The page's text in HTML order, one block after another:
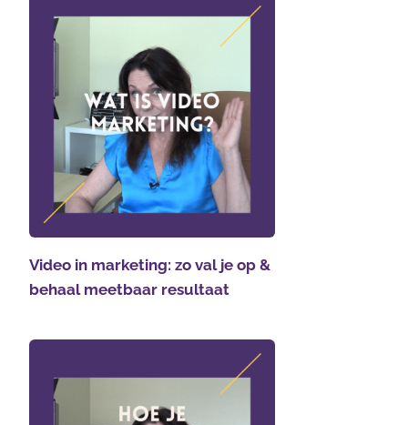
Video in marketing: zo val je op &
behaal meetbaar resultaat